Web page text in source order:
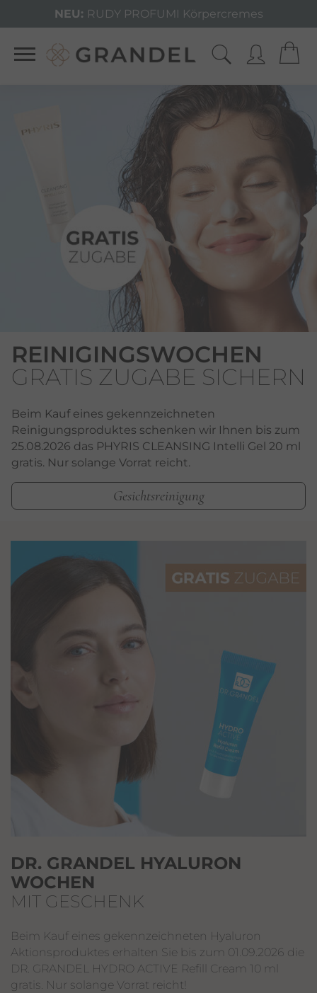
NEU: RUDY PROFUMI Körpercremes
REINIGINGSWOCHEN
GRATIS ZUGABE SICHERN
Beim Kauf eines gekennzeichneten
Reinigungsproduktes schenken wir Ihnen bis zum
25.08.2026 das PHYRIS CLEANSING Intelli Gel 20 ml
gratis. Nur solange Vorrat reicht.
Gesichtsreinigung
DR. GRANDEL HYALURON
WOCHEN
MIT GESCHENK
Beim Kauf eines gekennzeichneten Hyaluron
Aktionsproduktes erhalten Sie bis zum 01.09.2026 die
DR. GRANDEL HYDRO ACTIVE Refill Cream 10 ml
gratis. Nur solange Vorrat reicht!